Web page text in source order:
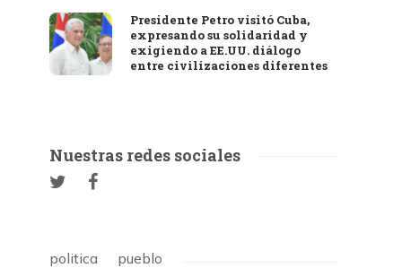
Presidente Petro visitó Cuba,
expresando su solidaridad y
exigiendo a EE.UU. diálogo
entre civilizaciones diferentes
Nuestras redes sociales
politica pueblo